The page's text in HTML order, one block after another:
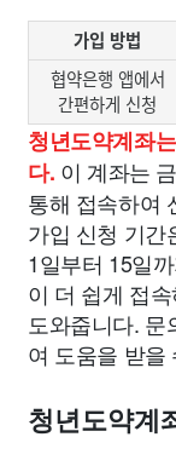
가입 방법
협약은행 앱에서
간편하게 신청
청년도약계좌
다. 이 계좌는
통해 접속하여
가입 신청 기간
1일부터 15일
이 더 쉽게 접
도와줍니다.
여 도움을 받을
청년도약계